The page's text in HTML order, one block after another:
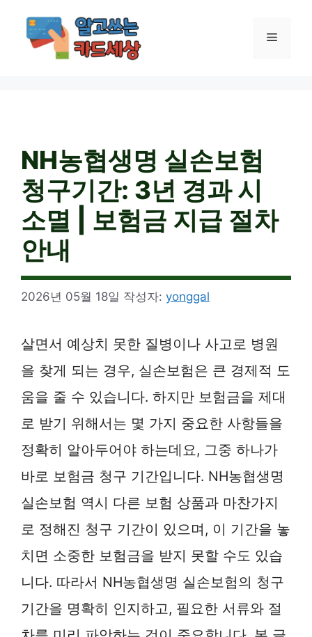
메
NH농협생명 실손보험
청구기간: 3년 경과 시
소멸 | 보험금 지급 절차
안내
2026년 05월 18일 작성자: yonggal
살면서 예상치 못한 질병이나 사고로 병원
을 찾게 되는 경우, 실손보험은 큰 경제적 도
움을 줄 수 있습니다. 하지만 보험금을 제대
로 받기 위해서는 몇 가지 중요한 사항들을
정확히 알아두어야 하는데요, 그중 하나가
바로 보험금 청구 기간입니다. NH농협생명
실손보험 역시 다른 보험 상품과 마찬가지
로 정해진 청구 기간이 있으며, 이 기간을 놓
치면 소중한 보험금을 받지 못할 수도 있습
니다. 따라서 NH농협생명 실손보험의 청구
기간을 명확히 인지하고, 필요한 서류와 절